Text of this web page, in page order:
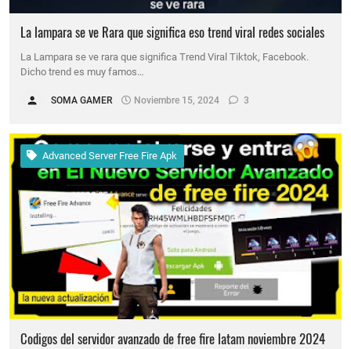
La lampara se ve Rara que significa eso trend viral redes sociales
La Lampara se ve rara que significa Trend Viral Tiktok, Facebook.
Dicho trend es muy famos…
SOMA GAMER Noviembre 15, 2024 3
Advanced Server Free Fire Apk
Codigos del servidor avanzado de free fire latam noviembre 2024